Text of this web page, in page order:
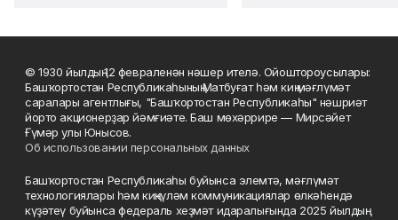
© 1930 йылдың 12 февраленән нәшер ителә. Ойоштороусылары:
Башҡортостан Республикаһының Матбуғат һәм киң мәғлүмәт
саралары агентлығы, "Башҡортостан Республикаһы" нәшриәт
йорто акционерҙар йәмғиәте. Баш мөхәррире — Мирсәйет
Ғүмәр улы Юнысов.
Об использовании персональных данных
Башҡортостан Республикаһы буйынса элемтә, мәғлүмәт
технологиялары һәм киңкүләм коммуникациялар өлкәһендә
күҙәтеү буйынса федераль хеҙмәт идаралығында 2025 йылдың